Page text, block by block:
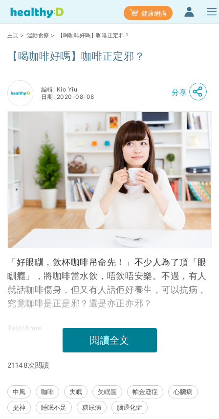
健康網購
主頁 > 運動食療 > 【喝咖啡好嗎】咖啡正定邪？
【喝咖啡好嗎】咖啡正定邪？
編輯: Kio Yiu
日期: 2020-08-08
分享
「好眼瞓，飲杯咖啡吊命先！」不少人為了頂「眼
瞓癮」，將咖啡當水飲，唔飲唔安樂。不過，有人
就話咖啡傷身，但又有人話佢好養生，可以抗病，
究竟咖啡是正是邪？還是亦正亦邪？
Text/Anne
閱讀全文
21148次閱讀
中風 咖啡 失眠 失眠區 帕金遜症
心臟病
提神
睡眠不足 糖尿病 腦退化症